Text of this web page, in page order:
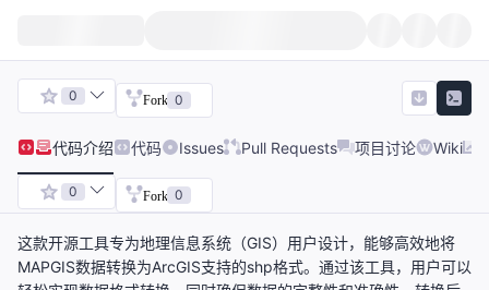
0 Fork 0
代码介绍 代码 Issues Pull Requests 项目讨论 Wiki
0 Fork 0
这款开源工具专为地理信息系统（GIS）用户设计，能够高效地将
MAPGIS数据转换为ArcGIS支持的shp格式。通过该工具，用户可以